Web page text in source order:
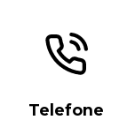
Telefone